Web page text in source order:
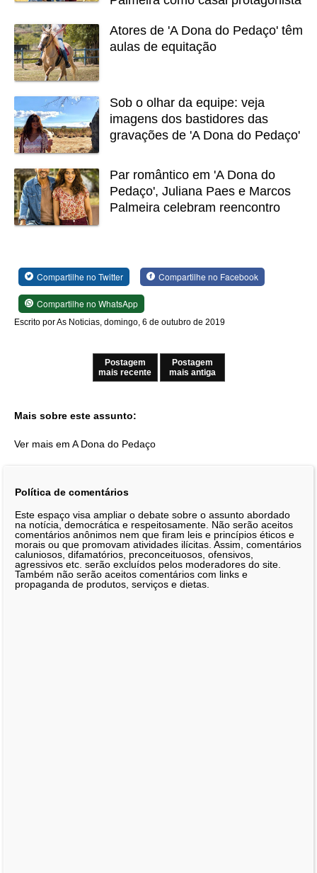
Atores de 'A Dona do Pedaço' têm
aulas de equitação
Sob o olhar da equipe: veja
imagens dos bastidores das
gravações de 'A Dona do Pedaço'
Par romântico em 'A Dona do
Pedaço', Juliana Paes e Marcos
Palmeira celebram reencontro
Compartilhe no Twitter Compartilhe no Facebook
Compartilhe no WhatsApp
Escrito por As Noticias, domingo, 6 de outubro de 2019
Postagem
mais recente
Postagem
mais antiga
Mais sobre este assunto:
Ver mais em A Dona do Pedaço
Política de comentários
Este espaço visa ampliar o debate sobre o assunto abordado
na notícia, democrática e respeitosamente. Não serão aceitos
comentários anônimos nem que firam leis e princípios éticos e
morais ou que promovam atividades ilícitas. Assim, comentários
caluniosos, difamatórios, preconceituosos, ofensivos,
agressivos etc. serão excluídos pelos moderadores do site.
Também não serão aceitos comentários com links e
propaganda de produtos, serviços e dietas.